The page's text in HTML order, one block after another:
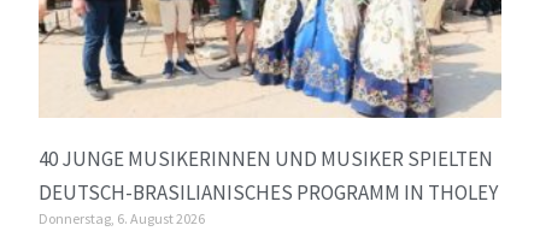
40 JUNGE MUSIKERINNEN UND MUSIKER SPIELTEN
DEUTSCH-BRASILIANISCHES PROGRAMM IN THOLEY
Donnerstag, 6. August 2026